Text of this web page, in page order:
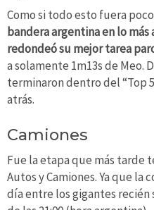
Como si todo esto fuera
bandera argentina en lo
redondeó su mejor tarea
a solamente 1m13s de Meo.
terminaron dentro del “Top
atrás.
Camiones
Fue la etapa que más tarde
Autos y Camiones. Ya que
día entre los gigantes recién